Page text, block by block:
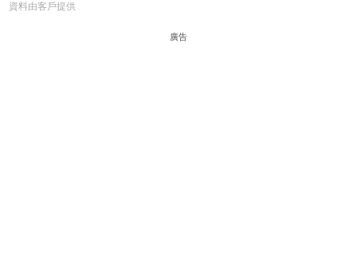
資料由客戶提供
廣告